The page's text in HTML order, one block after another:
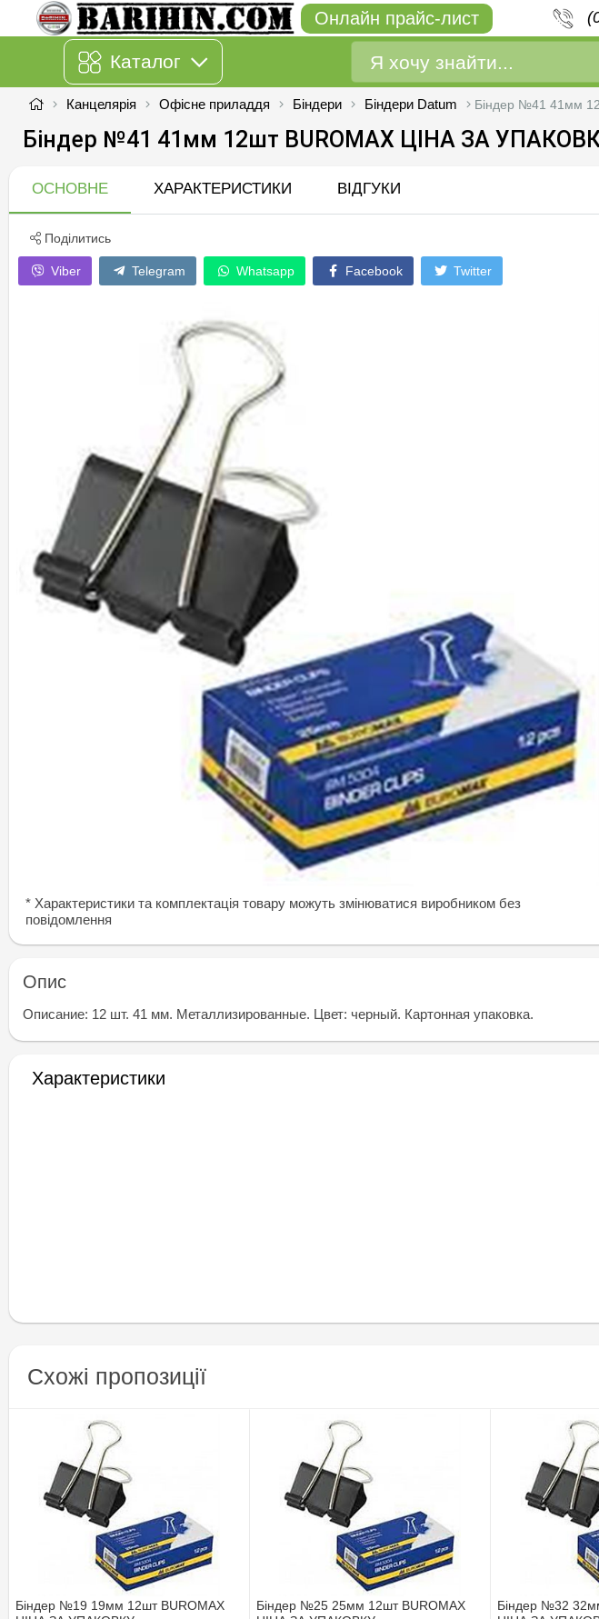
Онлайн прайс-лист
Каталог
Канцелярія Офісне приладдя Біндери Біндери Datum Біндер №41 41мм
Біндер №41 41мм 12шт BUROMAX ЦІНА ЗА
ОСНОВНЕ ХАРАКТЕРИСТИКИ ВІДГУКИ
Поділитись
Viber Telegram Whatsapp Facebook Twitter
* Характеристики та комплектація товару можуть змінюватися виробником без
повідомлення
Опис
Описание: 12 шт. 41 мм. Металлизированные. Цвет: черный. Картонная упаковка.
Характеристики
Схожі пропозиції
Біндер №19 19мм 12шт BUROMAX
Біндер №25 25мм 12шт BUROMAX
Біндер №32